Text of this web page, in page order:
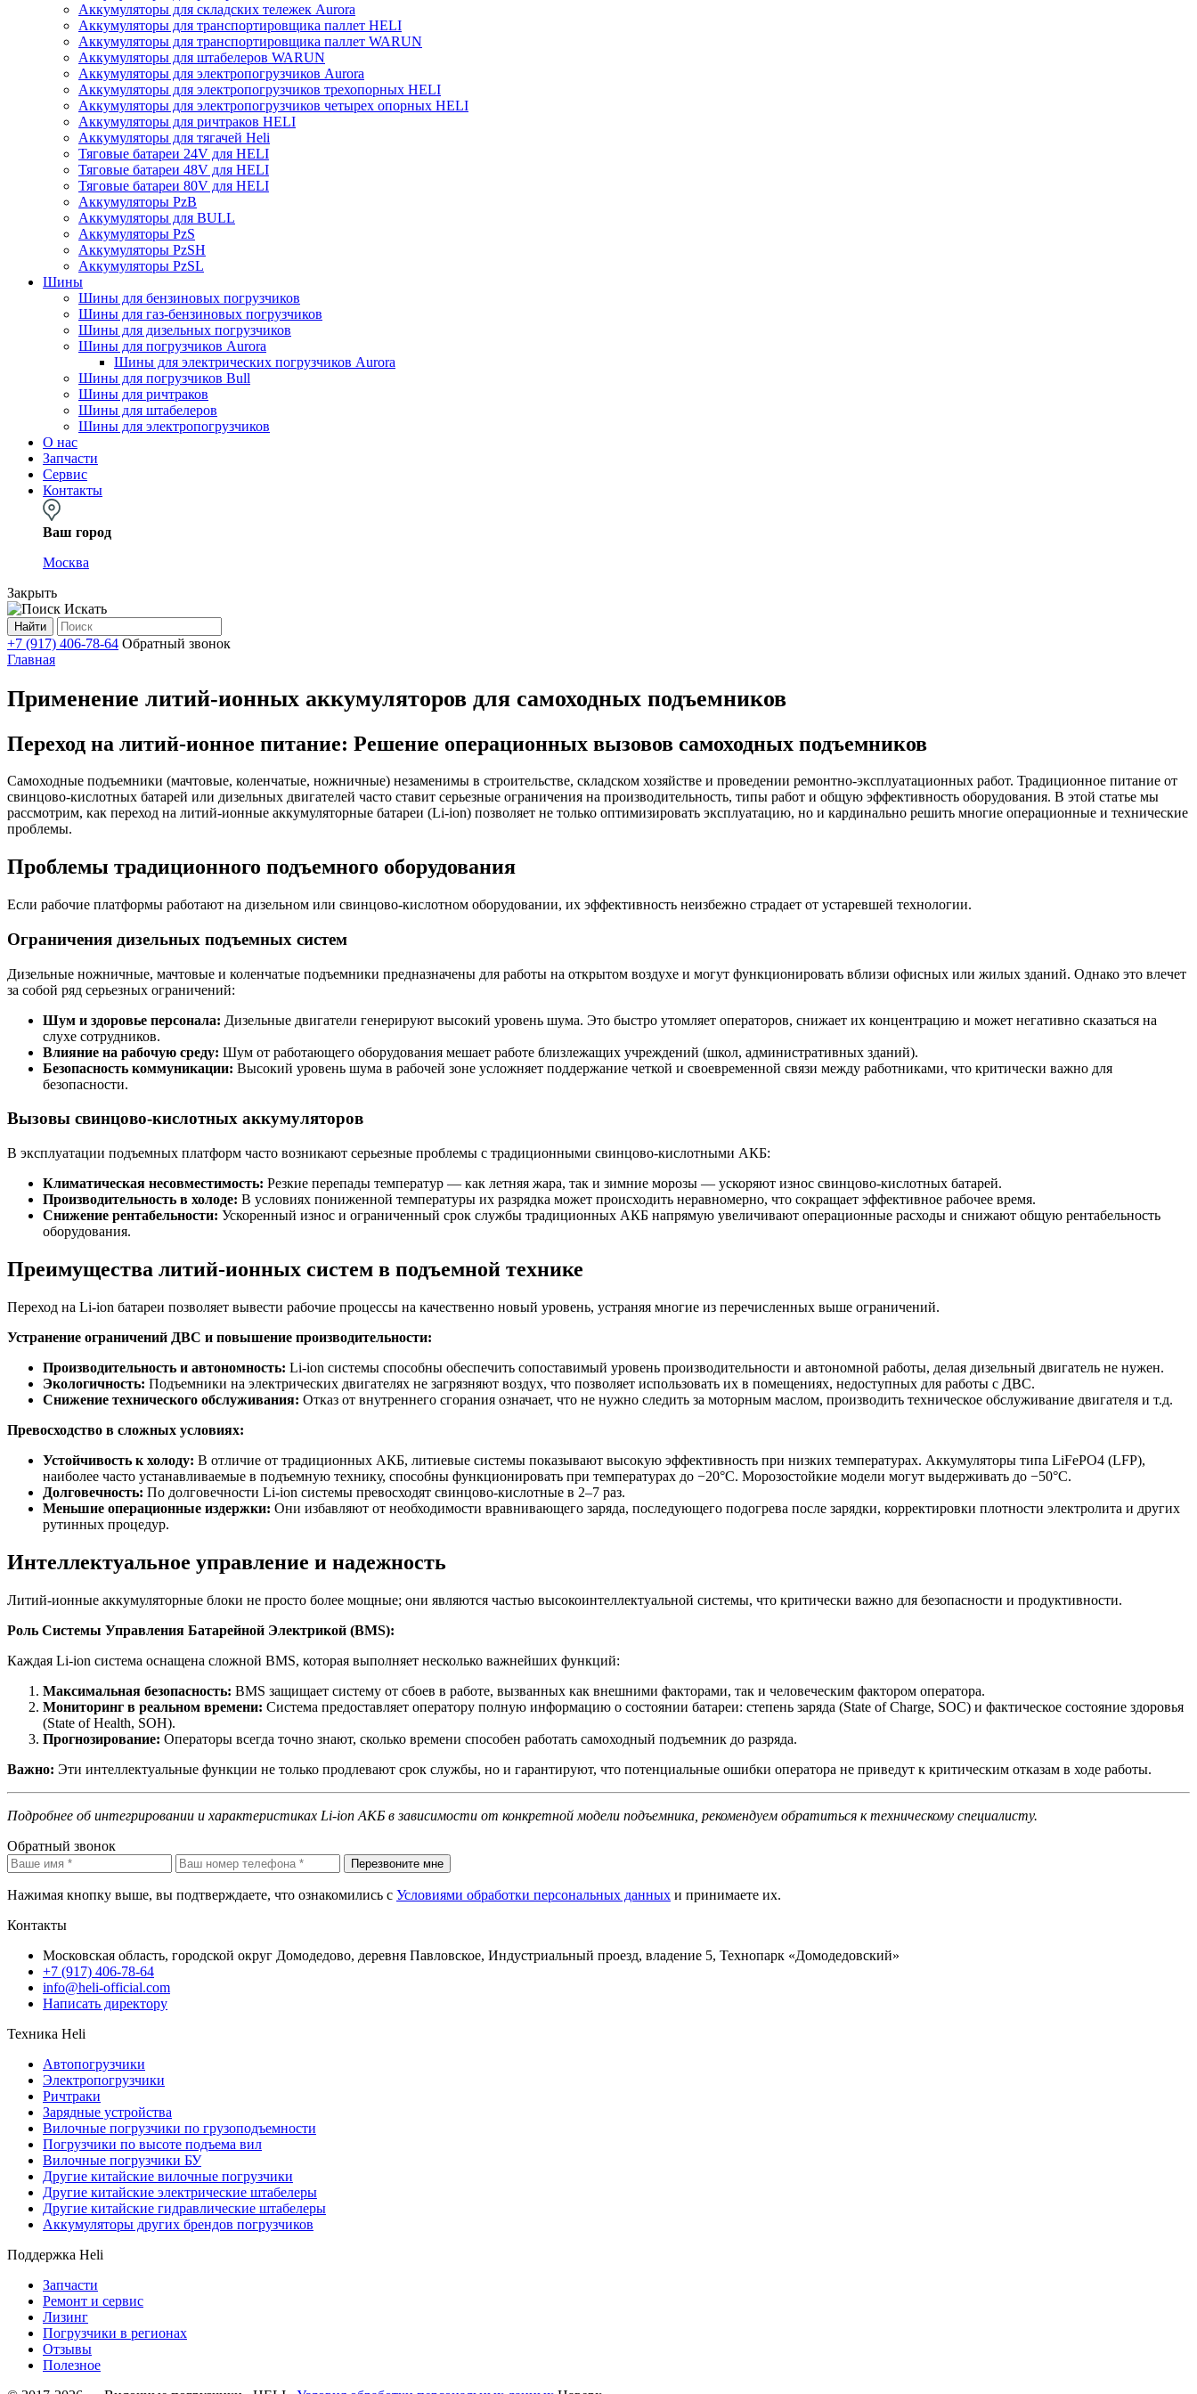
Аккумуляторы для складских тележек Aurora
Аккумуляторы для транспортировщика паллет HELI
Аккумуляторы для транспортировщика паллет WARUN
Аккумуляторы для штабелеров WARUN
Аккумуляторы для электропогрузчиков Aurora
Аккумуляторы для электропогрузчиков трехопорных HELI
Аккумуляторы для электропогрузчиков четырех опорных HELI
Аккумуляторы для ричтраков HELI
Аккумуляторы для тягачей Heli
Тяговые батареи 24V для HELI
Тяговые батареи 48V для HELI
Тяговые батареи 80V для HELI
Аккумуляторы PzB
Аккумуляторы для BULL
Аккумуляторы PzS
Аккумуляторы PzSH
Аккумуляторы PzSL
Шины
Шины для бензиновых погрузчиков
Шины для газ-бензиновых погрузчиков
Шины для дизельных погрузчиков
Шины для погрузчиков Aurora
Шины для электрических погрузчиков Aurora
Шины для погрузчиков Bull
Шины для ричтраков
Шины для штабелеров
Шины для электропогрузчиков
О нас
Запчасти
Сервис
Контакты
Ваш город
Москва
Закрыть
Искать
Найти
+7 (917) 406-78-64 Обратный звонок
Главная
Применение литий-ионных аккумуляторов для самоходных подъемников
Переход на литий-ионное питание: Решение операционных вызовов самоходных подъемников
Самоходные подъемники (мачтовые, коленчатые, ножничные) незаменимы в строительстве, складском хозяйстве и проведении ремонтно-эксплуатационных работ. Традиционное питание от
свинцово-кислотных батарей или дизельных двигателей часто ставит серьезные ограничения на производительность, типы работ и общую эффективность оборудования. В этой статье мы
рассмотрим, как переход на литий-ионные аккумуляторные батареи (Li-ion) позволяет не только оптимизировать эксплуатацию, но и кардинально решить многие операционные и технические
проблемы.
Проблемы традиционного подъемного оборудования
Если рабочие платформы работают на дизельном или свинцово-кислотном оборудовании, их эффективность неизбежно страдает от устаревшей технологии.
Ограничения дизельных подъемных систем
Дизельные ножничные, мачтовые и коленчатые подъемники предназначены для работы на открытом воздухе и могут функционировать вблизи офисных или жилых зданий. Однако это влечет
за собой ряд серьезных ограничений:
Шум и здоровье персонала: Дизельные двигатели генерируют высокий уровень шума. Это быстро утомляет операторов, снижает их концентрацию и может негативно сказаться на
слухе сотрудников.
Влияние на рабочую среду: Шум от работающего оборудования мешает работе близлежащих учреждений (школ, административных зданий).
Безопасность коммуникации: Высокий уровень шума в рабочей зоне усложняет поддержание четкой и своевременной связи между работниками, что критически важно для
безопасности.
Вызовы свинцово-кислотных аккумуляторов
В эксплуатации подъемных платформ часто возникают серьезные проблемы с традиционными свинцово-кислотными АКБ:
Климатическая несовместимость: Резкие перепады температур — как летняя жара, так и зимние морозы — ускоряют износ свинцово-кислотных батарей.
Производительность в холоде: В условиях пониженной температуры их разрядка может происходить неравномерно, что сокращает эффективное рабочее время.
Снижение рентабельности: Ускоренный износ и ограниченный срок службы традиционных АКБ напрямую увеличивают операционные расходы и снижают общую рентабельность
оборудования.
Преимущества литий-ионных систем в подъемной технике
Переход на Li-ion батареи позволяет вывести рабочие процессы на качественно новый уровень, устраняя многие из перечисленных выше ограничений.
Устранение ограничений ДВС и повышение производительности:
Производительность и автономность: Li-ion системы способны обеспечить сопоставимый уровень производительности и автономной работы, делая дизельный двигатель не нужен.
Экологичность: Подъемники на электрических двигателях не загрязняют воздух, что позволяет использовать их в помещениях, недоступных для работы с ДВС.
Снижение технического обслуживания: Отказ от внутреннего сгорания означает, что не нужно следить за моторным маслом, производить техническое обслуживание двигателя и т.д.
Превосходство в сложных условиях:
Устойчивость к холоду: В отличие от традиционных АКБ, литиевые системы показывают высокую эффективность при низких температурах. Аккумуляторы типа LiFePO4 (LFP),
наиболее часто устанавливаемые в подъемную технику, способны функционировать при температурах до −20°С. Морозостойкие модели могут выдерживать до −50°С.
Долговечность: По долговечности Li-ion системы превосходят свинцово-кислотные в 2–7 раз.
Меньшие операционные издержки: Они избавляют от необходимости вравнивающего заряда, последующего подогрева после зарядки, корректировки плотности электролита и других
рутинных процедур.
Интеллектуальное управление и надежность
Литий-ионные аккумуляторные блоки не просто более мощные; они являются частью высокоинтеллектуальной системы, что критически важно для безопасности и продуктивности.
Роль Системы Управления Батарейной Электрикой (BMS):
Каждая Li-ion система оснащена сложной BMS, которая выполняет несколько важнейших функций:
Максимальная безопасность: BMS защищает систему от сбоев в работе, вызванных как внешними факторами, так и человеческим фактором оператора.
Мониторинг в реальном времени: Система предоставляет оператору полную информацию о состоянии батареи: степень заряда (State of Charge, SOC) и фактическое состояние здоровья
(State of Health, SOH).
Прогнозирование: Операторы всегда точно знают, сколько времени способен работать самоходный подъемник до разряда.
Важно: Эти интеллектуальные функции не только продлевают срок службы, но и гарантируют, что потенциальные ошибки оператора не приведут к критическим отказам в ходе работы.
Подробнее об интегрировании и характеристиках Li-ion АКБ в зависимости от конкретной модели подъемника, рекомендуем обратиться к техническому специалисту.
Обратный звонок
Перезвоните мне
Нажимая кнопку выше, вы подтверждаете, что ознакомились с Условиями обработки персональных данных и принимаете их.
Контакты
Московская область, городской округ Домодедово, деревня Павловское, Индустриальный проезд, владение 5, Технопарк «Домодедовский»
+7 (917) 406-78-64
info@heli-official.com
Написать директору
Техника Heli
Автопогрузчики
Электропогрузчики
Ричтраки
Зарядные устройства
Вилочные погрузчики по грузоподъемности
Погрузчики по высоте подъема вил
Вилочные погрузчики БУ
Другие китайские вилочные погрузчики
Другие китайские электрические штабелеры
Другие китайские гидравлические штабелеры
Аккумуляторы других брендов погрузчиков
Поддержка Heli
Запчасти
Ремонт и сервис
Лизинг
Погрузчики в регионах
Отзывы
Полезное